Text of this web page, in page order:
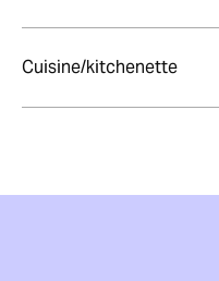
Cuisine/kitchenette